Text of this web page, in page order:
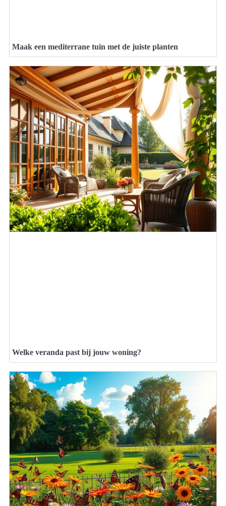
Maak een mediterrane tuin met de juiste planten
Welke veranda past bij jouw woning?